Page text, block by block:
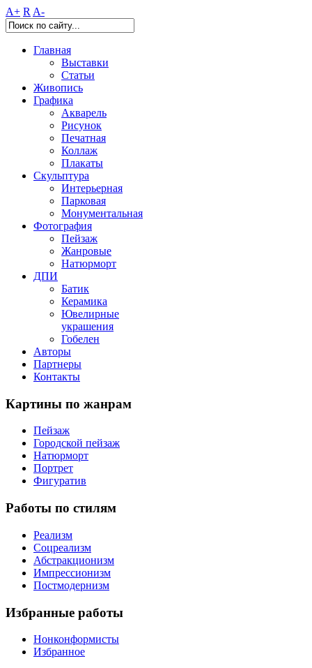
A+ R A-
Главная
Выставки
Статьи
Живопись
Графика
Акварель
Рисунок
Печатная
Коллаж
Плакаты
Скульптура
Интерьерная
Парковая
Монументальная
Фотография
Пейзаж
Жанровые
Натюрморт
ДПИ
Батик
Керамика
Ювелирные
украшения
Гобелен
Авторы
Партнеры
Контакты
Картины по жанрам
Пейзаж
Городской пейзаж
Натюрморт
Портрет
Фигуратив
Работы по стилям
Реализм
Соцреализм
Абстракционизм
Импрессионизм
Постмодернизм
Избранные работы
Нонконформисты
Избранное